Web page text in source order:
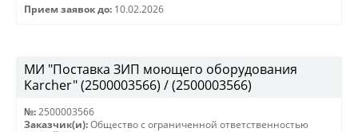
Прием заявок до: 10.02.2026
МИ "Поставка ЗИП моющего оборудования
Karcher" (2500003566) / (2500003566)
№: 2500003566
Заказчик(и): Общество с ограниченной ответственностью